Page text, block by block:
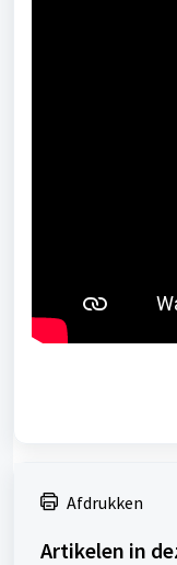
Afdrukken
Artikelen in